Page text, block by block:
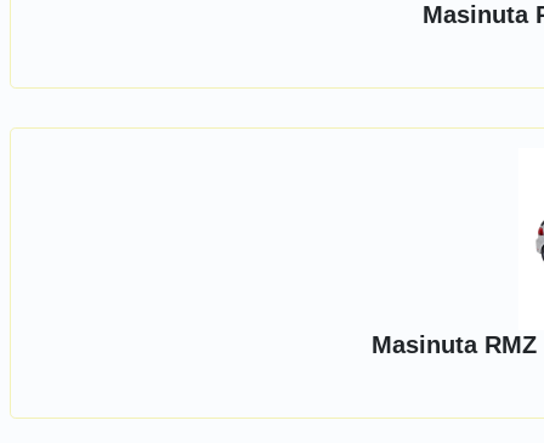
Masinuta
Masinuta